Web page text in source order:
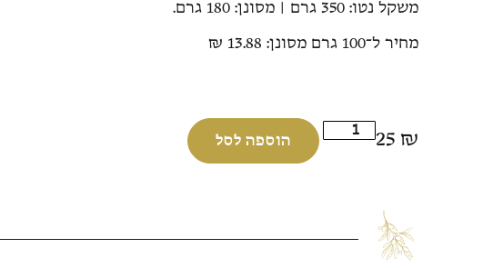
משקל נטו: 350 גרם | מסונן: 180 גרם.
מחיר ל־100 גרם מסונן: 13.88 ₪
25 ₪ הוספה לסל